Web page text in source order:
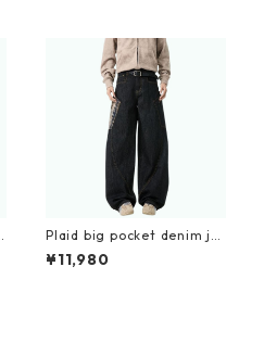
Plaid big pocket denim je
ans D0188
¥11,980